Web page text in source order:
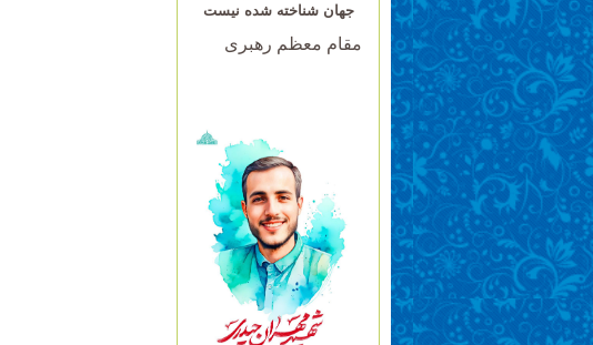
جهان شناخته شده نیست
مقام معظم رهبری